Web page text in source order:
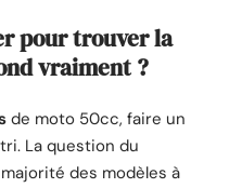
pour trouver la
vraiment ?
de moto 50cc, faire un
La question du
des modèles à